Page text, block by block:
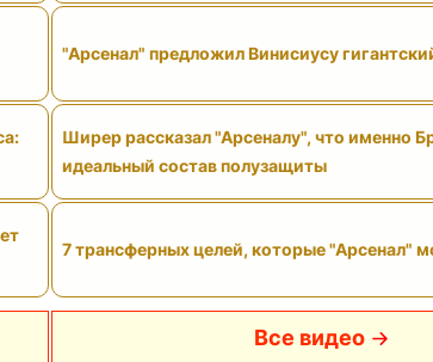
"Арсенал" предложил Винисиусу
Ширер рассказал "Арсеналу", что именно
идеальный состав полузащиты
7 трансферных целей, которые "Арсенал"
Все видео